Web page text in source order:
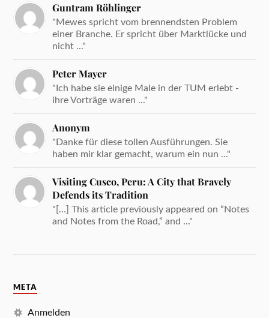
Guntram Röhlinger
"Mewes spricht vom brennendsten Problem
einer Branche. Er spricht über Marktlücke und
nicht ..."
Peter Mayer
"Ich habe sie einige Male in der TUM erlebt -
ihre Vorträge waren ..."
Anonym
"Danke für diese tollen Ausführungen. Sie
haben mir klar gemacht, warum ein nun ..."
Visiting Cusco, Peru: A City that Bravely
Defends its Tradition
"[…] This article previously appeared on “Notes
and Notes from the Road,” and ..."
META
Anmelden